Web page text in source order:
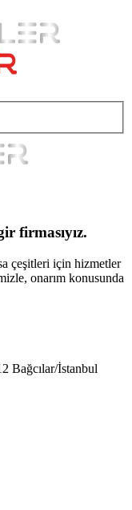
firmasıyız.
çeşitleri için hizmetler
onarım konusunda
Bağcılar/İstanbul